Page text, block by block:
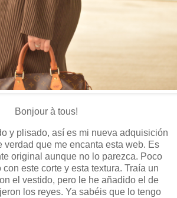
Bonjour à tous!
y plisado, así es mi nueva adquisición
verdad que me encanta esta web. Es
original aunque no lo parezca. Poco
este corte y esta textura. Traía un
el vestido, pero le he añadido el de
los reyes. Ya sabéis que lo tengo